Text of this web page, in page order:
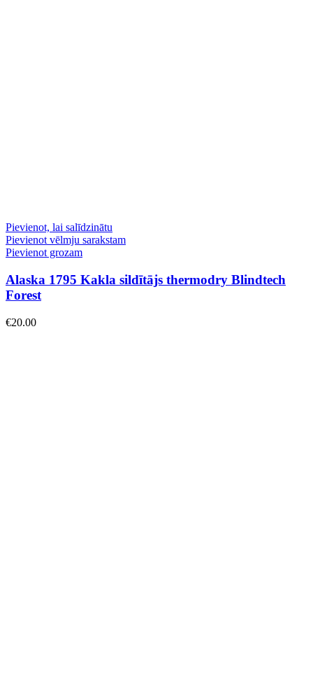
Pievienot, lai salīdzinātu
Pievienot vēlmju sarakstam
Pievienot grozam
Alaska 1795 Kakla sildītājs thermodry Blindtech
Forest
€20.00